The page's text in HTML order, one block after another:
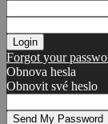
Forgot your
Obnova hesla
Obnovit své heslo